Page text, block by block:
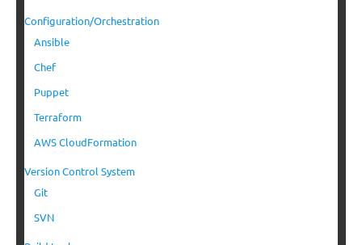
Configuration/Orchestration
Ansible
Chef
Puppet
Terraform
AWS CloudFormation
Version Control System
Git
SVN